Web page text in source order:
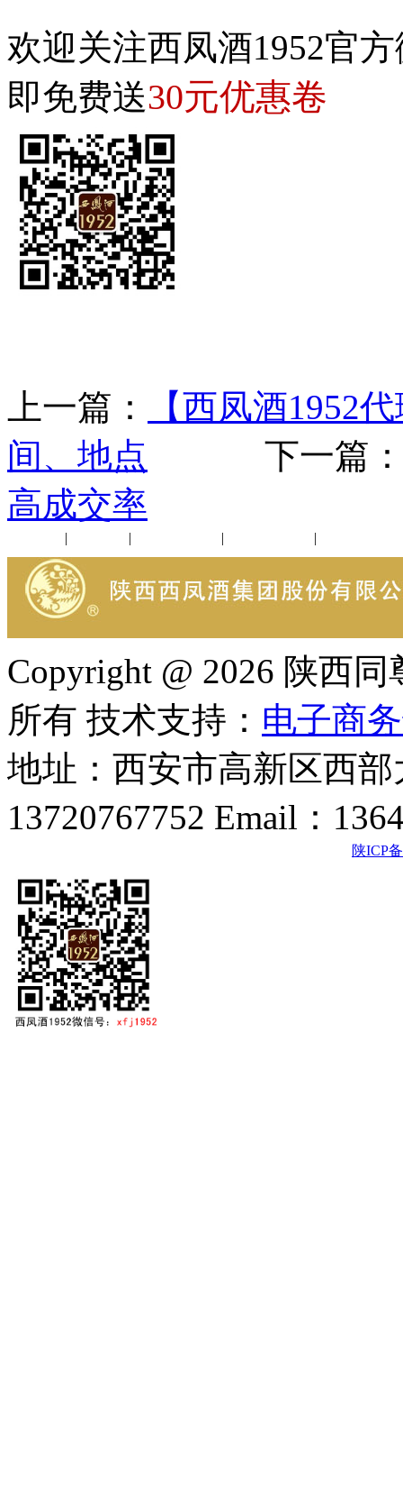
欢迎关注西凤酒1952官
即免费送30元优惠卷
上一篇：
【西凤酒1952
间、地点 下一篇
高成交率
| | | |
Copyright @ 2026 陕西
所有 技术支持： 电子商
地址：西安市高新区西
13720767752 Email：
陕ICP